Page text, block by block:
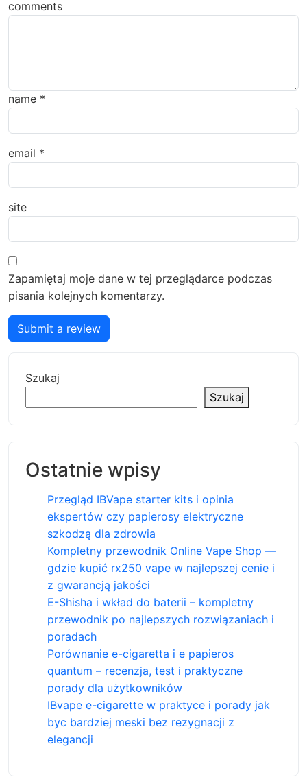
comments
name *
email *
site
Zapamiętaj moje dane w tej przeglądarce podczas
pisania kolejnych komentarzy.
Submit a review
Szukaj
Szukaj
Ostatnie wpisy
Przegląd IBVape starter kits i opinia
ekspertów czy papierosy elektryczne
szkodzą dla zdrowia
Kompletny przewodnik Online Vape Shop —
gdzie kupić rx250 vape w najlepszej cenie i
z gwarancją jakości
E-Shisha i wkład do baterii – kompletny
przewodnik po najlepszych rozwiązaniach i
poradach
Porównanie e-cigaretta i e papieros
quantum – recenzja, test i praktyczne
porady dla użytkowników
IBvape e-cigarette w praktyce i porady jak
byc bardziej meski bez rezygnacji z
elegancji